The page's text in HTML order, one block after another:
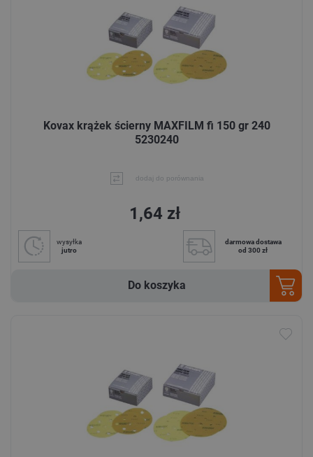
Kovax krążek ścierny MAXFILM fi 150 gr 240
5230240
dodaj do porównania
1,64 zł
wysyłka
jutro
darmowa dostawa
od 300 zł
Do koszyka